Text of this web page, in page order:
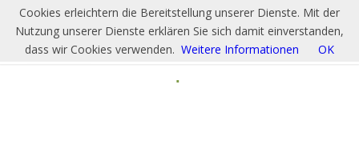
Cookies erleichtern die Bereitstellung unserer Dienste. Mit der
Nutzung unserer Dienste erklären Sie sich damit einverstanden,
dass wir Cookies verwenden. Weitere Informationen OK